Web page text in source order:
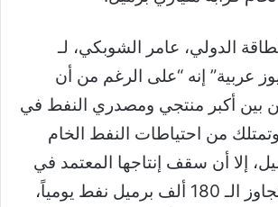
الدولي، عامر الشوبكي، لـ
عربية” إنه “على الرغم من أن
بين أكبر منتجي ومصدري النفط في
وتمتلك من احتياطات النفط الخام
إلا أن سقف إنتاجها المعتمد في
منظمة أوبك لا يتجاوز الـ 180 ألف برميل نفط يومياً،